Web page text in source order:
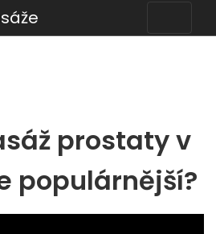
prostaty v
populárnější?